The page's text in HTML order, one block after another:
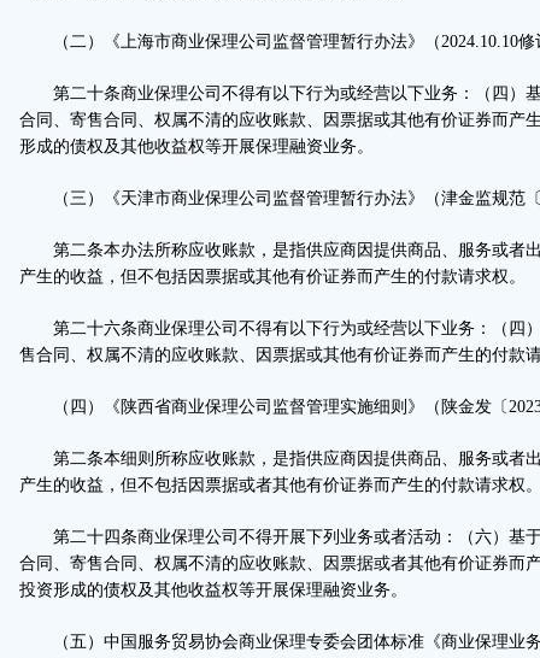
（二）《上海市商业保理公司监督管理暂行办法》（2024.10.10修
第二十条商业保理公司不得有以下行为或经营以下业务：（四）
合同、寄售合同、权属不清的应收账款、因票据或其他有价证券而产
形成的债权及其他收益权等开展保理融资业务。
（三）《天津市商业保理公司监督管理暂行办法》（津金监规范〔
第二条本办法所称应收账款，是指供应商因提供商品、服务或者
产生的收益，但不包括因票据或其他有价证券而产生的付款请求权。
第二十六条商业保理公司不得有以下行为或经营以下业务：（四
售合同、权属不清的应收账款、因票据或其他有价证券而产生的付款
（四）《陕西省商业保理公司监督管理实施细则》（陕金发〔
第二条本细则所称应收账款，是指供应商因提供商品、服务或者
产生的收益，但不包括因票据或者其他有价证券而产生的付款请求权
第二十四条商业保理公司不得开展下列业务或者活动：（六）基
合同、寄售合同、权属不清的应收账款、因票据或者其他有价证券而
投资形成的债权及其他收益权等开展保理融资业务。
（五）中国服务贸易协会商业保理专委会团体标准《商业保理业